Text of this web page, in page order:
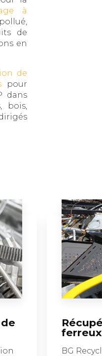
à
de
en
de
pour
dans
bois,
BG